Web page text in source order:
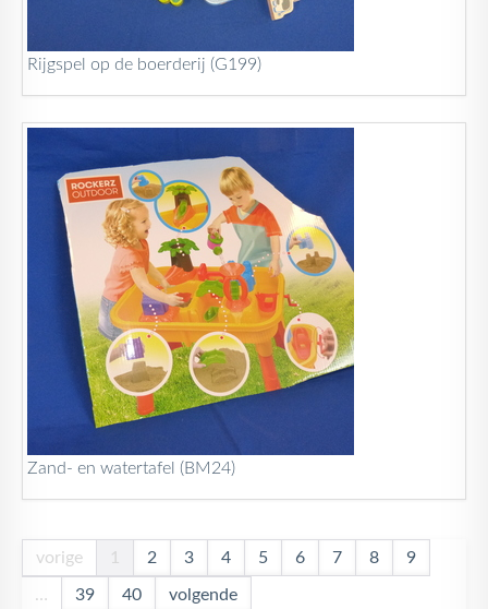
Rijgspel op de boerderij (G199)
Zand- en watertafel (BM24)
vorige 1 2 3 4 5 6 7 8 9
… 39 40 volgende